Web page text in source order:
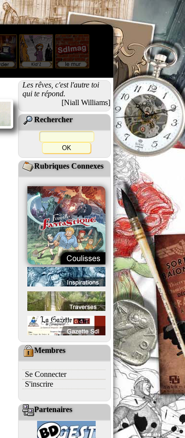
Les rêves, c'est l'autre toi
qui te répond.
[Niall Williams]
Rechercher
Rubriques Connexes
Membres
Se Connecter
S'inscrire
Partenaires